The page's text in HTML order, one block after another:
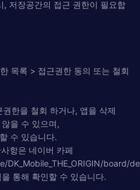
저장공간의 접근 권한이 필요합
목록 > 접근권한 동의 또는 철회
한을 철회 하거나, 앱을 삭제
을 수 있으며,
수 있습니다.
항은 네이버 카페
DK_Mobile_THE_ORIGIN/board/
통해 확인할 수 있습니다.